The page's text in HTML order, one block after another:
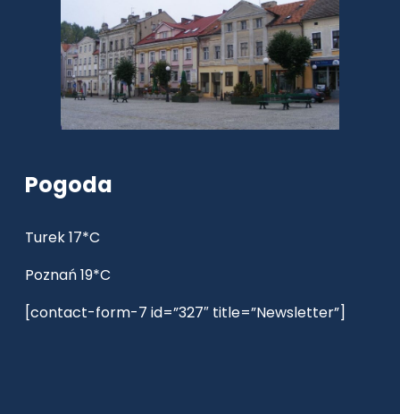
Pogoda
Turek 17*C
Poznań 19*C
[contact-form-7 id=”327″ title=”Newsletter”]